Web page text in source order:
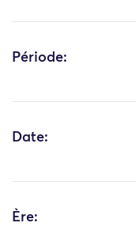
Période:
Date:
Ère: